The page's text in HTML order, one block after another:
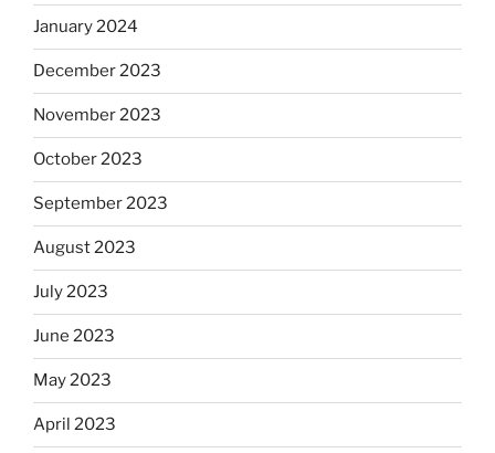
January 2024
December 2023
November 2023
October 2023
September 2023
August 2023
July 2023
June 2023
May 2023
April 2023